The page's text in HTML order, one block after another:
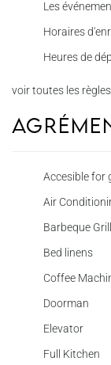
Les
Horaires
Heures de
voir toutes les règles
Accesible for
Air
Barbeque
Bed linens
Coffee
Doorman
Elevator
Full Kitchen